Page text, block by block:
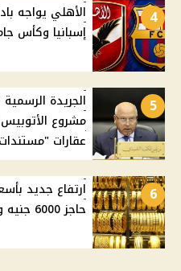
4
الأهلي يواجه
إسبانيا وكأس جامبر 19 أغسطس على
5
الجريدة
مشروع
عقارات
6
حاجز 6000 جنيه وسط مكاسب عالمية للمعدن